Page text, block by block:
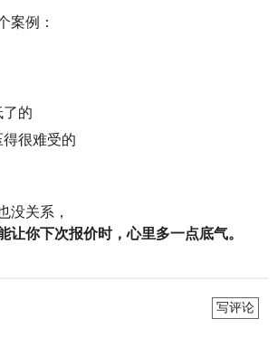
案例：
了的
很难受的
没关系，
让你下次报价时，心里多一点底气。
写评论